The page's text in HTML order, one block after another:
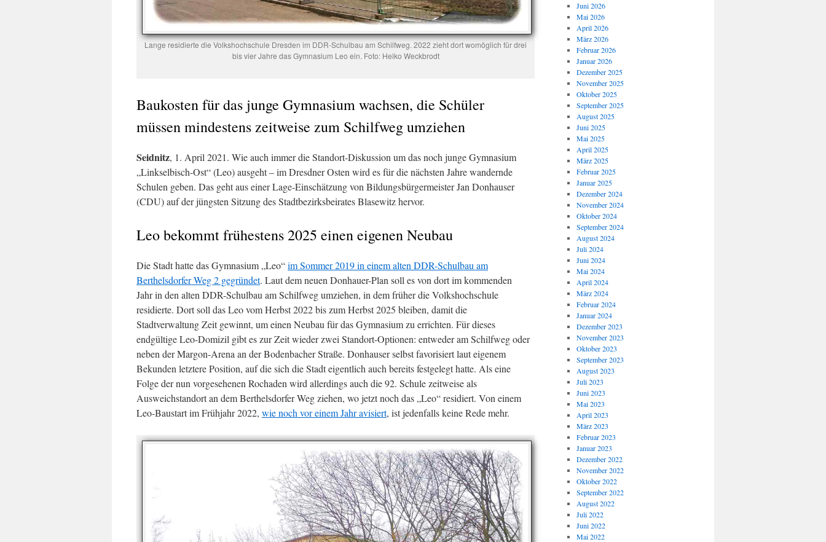
Lange residierte die Volkshochschule Dresden im DDR-Schulbau am Schilfweg. 2022 zieht dort womöglich für drei
bis vier Jahre das Gymnasium Leo ein. Foto: Heiko Weckbrodt
Baukosten für das junge Gymnasium wachsen, die Schüler
müssen mindestens zeitweise zum Schilfweg umziehen
Seidnitz, 1. April 2021. Wie auch immer die Standort-Diskussion um das noch junge Gymnasium
„Linkselbisch-Ost“ (Leo) ausgeht – im Dresdner Osten wird es für die nächsten Jahre wandernde
Schulen geben. Das geht aus einer Lage-Einschätzung von Bildungsbürgermeister Jan Donhauser
(CDU) auf der jüngsten Sitzung des Stadtbezirksbeirates Blasewitz hervor.
Leo bekommt frühestens 2025 einen eigenen Neubau
Die Stadt hatte das Gymnasium „Leo“im Sommer 2019 in einem alten DDR-Schulbau am
Berthelsdorfer Weg 2 gegründet. Laut dem neuen Donhauer-Plan soll es von dort im kommenden
Jahr in den alten DDR-Schulbau am Schilfweg umziehen, in dem früher die Volkshochschule
residierte. Dort soll das Leo vom Herbst 2022 bis zum Herbst 2025 bleiben, damit die
Stadtverwaltung Zeit gewinnt, um einen Neubau für das Gymnasium zu errichten. Für dieses
endgültige Leo-Domizil gibt es zur Zeit wieder zwei Standort-Optionen: entweder am Schilfweg oder
neben der Margon-Arena an der Bodenbacher Straße. Donhauser selbst favorisiert laut eigenem
Bekunden letztere Position, auf die sich die Stadt eigentlich auch bereits festgelegt hatte. Als eine
Folge der nun vorgesehenen Rochaden wird allerdings auch die 92. Schule zeitweise als
Ausweichstandort an dem Berthelsdorfer Weg ziehen, wo jetzt noch das „Leo“ residiert. Von einem
Leo-Baustart im Frühjahr 2022, wie noch vor einem Jahr avisiert, ist jedenfalls keine Rede mehr.
Juni 2026
Mai 2026
April 2026
März 2026
Februar 2026
Januar 2026
Dezember 2025
November 2025
Oktober 2025
September 2025
August 2025
Juni 2025
Mai 2025
April 2025
März 2025
Februar 2025
Januar 2025
Dezember 2024
November 2024
Oktober 2024
September 2024
August 2024
Juli 2024
Juni 2024
Mai 2024
April 2024
März 2024
Februar 2024
Januar 2024
Dezember 2023
November 2023
Oktober 2023
September 2023
August 2023
Juli 2023
Juni 2023
Mai 2023
April 2023
März 2023
Februar 2023
Januar 2023
Dezember 2022
November 2022
Oktober 2022
September 2022
August 2022
Juli 2022
Juni 2022
Mai 2022